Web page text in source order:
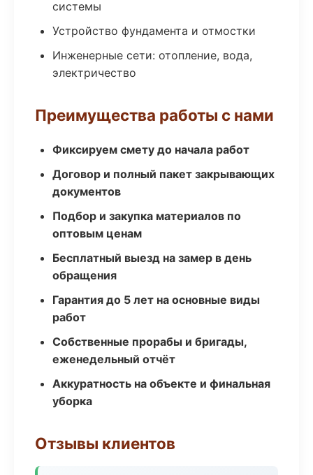
системы
Устройство фундамента и отмостки
Инженерные сети: отопление, вода,
электричество
Преимущества работы с нами
Фиксируем смету до начала работ
Договор и полный пакет закрывающих
документов
Подбор и закупка материалов по
оптовым ценам
Бесплатный выезд на замер в день
обращения
Гарантия до 5 лет на основные виды
работ
Собственные прорабы и бригады,
еженедельный отчёт
Аккуратность на объекте и финальная
уборка
Отзывы клиентов